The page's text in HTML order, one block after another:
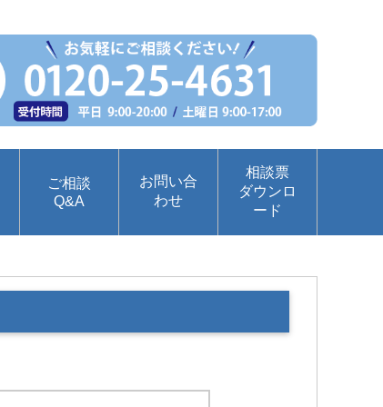
ご相談
Q&A
お問い合
わせ
相談票
ダウンロ
ード